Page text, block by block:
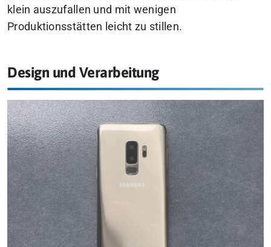
klein auszufallen und mit wenigen
Produktionsstätten leicht zu stillen.
Design und Verarbeitung